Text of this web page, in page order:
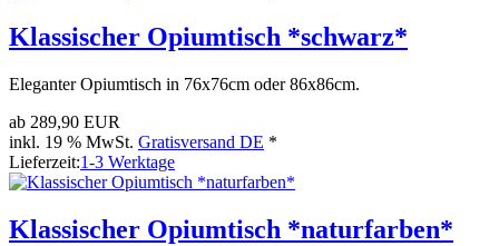
Klassischer Opiumtisch *schwarz*
Eleganter Opiumtisch in 76x76cm oder 86x86cm.
ab 289,90 EUR
inkl. 19 % MwSt. Gratisversand DE *
Lieferzeit:1-3 Werktage
Klassischer Opiumtisch *naturfarben*